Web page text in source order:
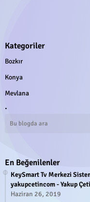
Kategoriler
Bozkır
Konya
Mevlana
.
En Beğenilenler
KeySmart Tv Merkezi
yakupcetincom - Yakup
Haziran 26, 2019